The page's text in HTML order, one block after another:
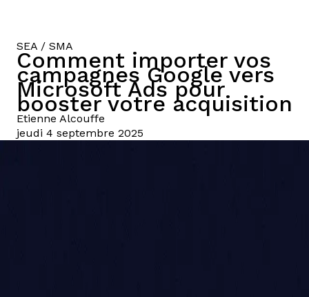
SEA / SMA
Comment importer vos
campagnes Google vers
Microsoft Ads pour
booster votre acquisition
Etienne Alcouffe
jeudi 4 septembre 2025